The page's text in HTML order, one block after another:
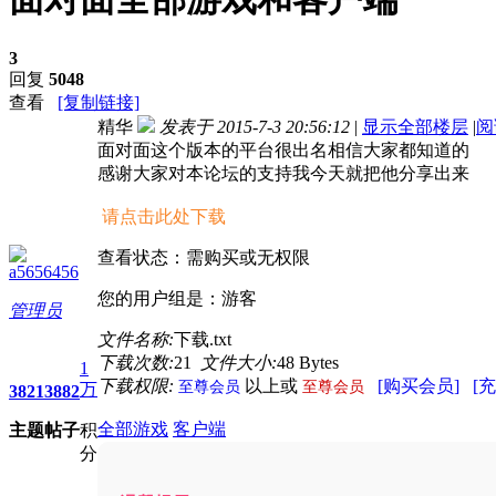
3
回复 5048
查看
[复制链接]
a5656456
管理员
3821
主题
3882
帖子
1
万
积
分
精华 发表于 2015-7-3 20:56:12 | 显示全部楼层 |
面对面这个版本的平台很出名相信大家都知道的
感谢大家对本论坛的支持我今天就把他分享出来
请点击此处下载
查看状态：需购买或无权限
您的用户组是：游客
文件名称:下载.txt
下载次数:21 文件大小:48 Bytes
下载权限: 至尊会员 以上或 至尊会员 [购买会员] [
全部游戏 客户端